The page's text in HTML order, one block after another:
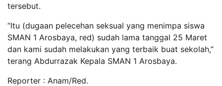
tersebut.
“Itu (dugaan pelecehan seksual yang menimpa siswa
SMAN 1 Arosbaya, red) sudah lama tanggal 25 Maret
dan kami sudah melakukan yang terbaik buat sekolah,”
terang Abdurrazak Kepala SMAN 1 Arosbaya.
Reporter : Anam/Red.